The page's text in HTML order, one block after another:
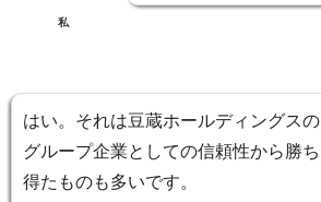
私
はい。それは豆蔵ホールディングスの
グループ企業としての信頼性から勝ち
得たものも多いです。